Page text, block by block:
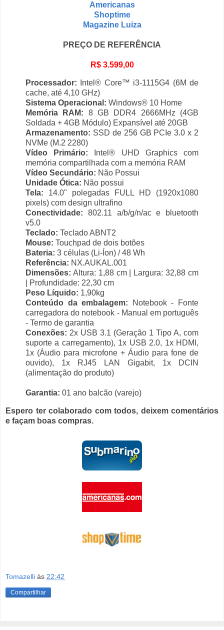
Americanas
Shoptime
Magazine Luiza
PREÇO DE REFERÊNCIA
R$ 3.599,00
Processador: Intel® Core™ i3-1115G4 (6M de
cache, até 4,10 GHz)
Sistema Operacional: Windows® 10 Home
Memória RAM: 8 GB DDR4 2666MHz (4GB
Soldada + 4GB Módulo) Expansível até 20GB
Armazenamento: SSD de 256 GB PCIe 3.0 x 2
NVMe (M.2 2280)
Vídeo Primário: Intel® UHD Graphics com
memória compartilhada com a memória RAM
Vídeo Secundário: Não Possui
Unidade Ótica: Não possui
Tela: 14.0" polegadas FULL HD (1920x1080
pixels) com design ultrafino
Conectividade: 802.11 a/b/g/n/ac e bluetooth
v5.0
Teclado: Teclado ABNT2
Mouse: Touchpad de dois botões
Bateria: 3 células (Li-Íon) / 48 Wh
Referência: NX.AUKAL.001
Dimensões: Altura: 1,88 cm | Largura: 32,88 cm
| Profundidade: 22,30 cm
Peso Líquido: 1,90kg
Conteúdo da embalagem: Notebook - Fonte
carregadora do notebook - Manual em português
- Termo de garantia
Conexões: 2x USB 3.1 (Geração 1 Tipo A, com
suporte a carregamento), 1x USB 2.0, 1x HDMI,
1x (Áudio para microfone + Áudio para fone de
ouvido), 1x RJ45 LAN Gigabit, 1x DCIN
(alimentação do produto)
Garantia: 01 ano balcão (varejo)
Espero ter colaborado com todos, deixem comentários
e façam boas compras.
Tomazelli às 22:42
Compartilhar